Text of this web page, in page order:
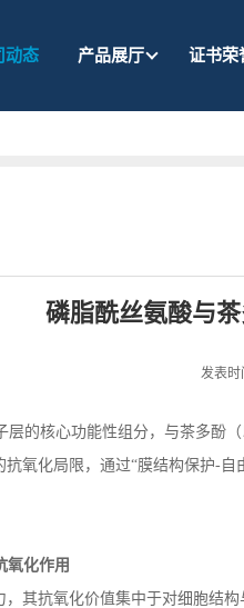
动态 产品展厅 证书荣
磷脂酰丝氨酸与
发表时
层的核心功能性组分，与茶多酚（
氧化局限，通过“膜结构保护- 自
氧化作用
其抗氧化价值集中于对细胞结